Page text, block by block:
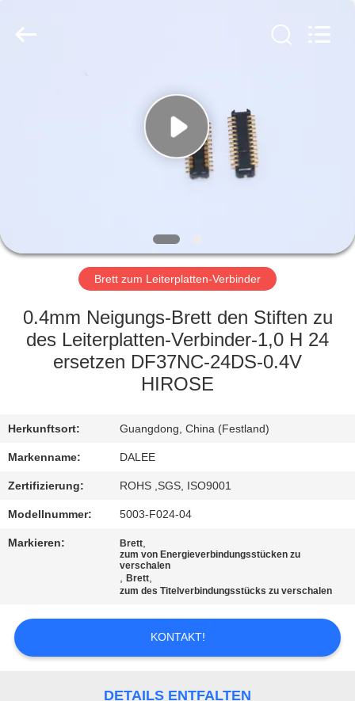
FABRIK-
AUSFLUG
QUALITÄTSKONTROLLE
MIT
UNS
IN
VERBINDUNG
EIN
ZITAT
Rights
Brett zum Leiterplatten-Verbinder
0.4mm Neigungs-Brett den Stiften zu
des Leiterplatten-Verbinder-1,0 H 24
ersetzen DF37NC-24DS-0.4V
HIROSE
Herkunftsort: Guangdong, China (Festland)
Markenname: DALEE
Zertifizierung: ROHS ,SGS, ISO9001
Modellnummer: 5003-F024-04
Markieren: Brett,
zum von Energieverbindungsstücken zu
verschalen
,Brett,
zum des Titelverbindungsstücks zu verschalen
KONTAKT!
DETAILS ENTFALTEN